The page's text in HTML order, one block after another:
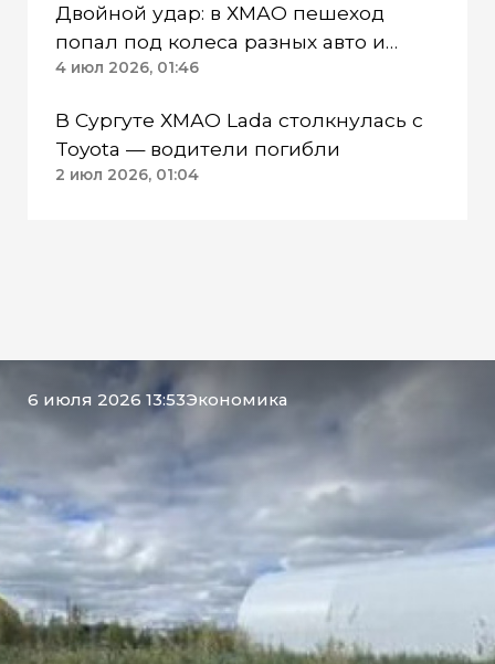
Двойной удар: в ХМАО пешеход
попал под колеса разных авто и
погиб
4 июл 2026, 01:46
В Сургуте ХМАО Lada столкнулась с
Toyota — водители погибли
2 июл 2026, 01:04
6 июля 2026 13:53Экономика